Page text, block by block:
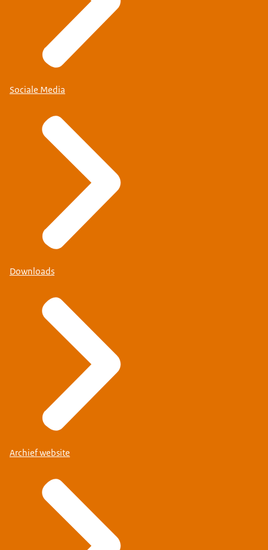
Sociale Media
Downloads
Archief website